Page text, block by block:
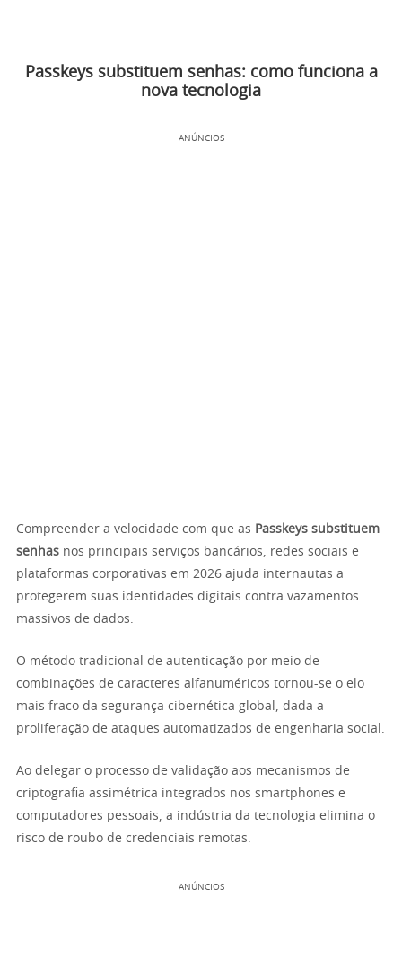
Passkeys substituem senhas: como funciona a
nova tecnologia
ANÚNCIOS
Compreender a velocidade com que as Passkeys substituem
senhas nos principais serviços bancários, redes sociais e
plataformas corporativas em 2026 ajuda internautas a
protegerem suas identidades digitais contra vazamentos
massivos de dados.
O método tradicional de autenticação por meio de
combinações de caracteres alfanuméricos tornou-se o elo
mais fraco da segurança cibernética global, dada a
proliferação de ataques automatizados de engenharia social.
Ao delegar o processo de validação aos mecanismos de
criptografia assimétrica integrados nos smartphones e
computadores pessoais, a indústria da tecnologia elimina o
risco de roubo de credenciais remotas.
ANÚNCIOS